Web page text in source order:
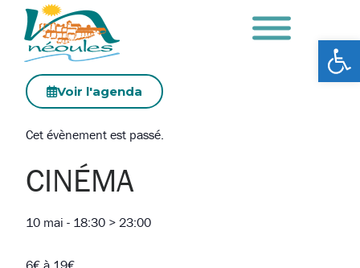
Voir l'agenda
Cet évènement est passé.
CINÉMA
10 mai - 18:30 >23:00
6€ à 19€